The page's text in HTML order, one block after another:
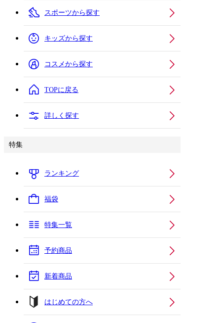
スポーツから探す
キッズから探す
コスメから探す
TOPに戻る
詳しく探す
特集
ランキング
福袋
特集一覧
予約商品
新着商品
はじめての方へ